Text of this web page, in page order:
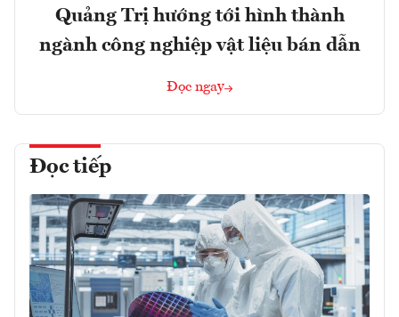
Quảng Trị hướng tới hình thành
ngành công nghiệp vật liệu bán dẫn
Đọc ngay
Đọc tiếp